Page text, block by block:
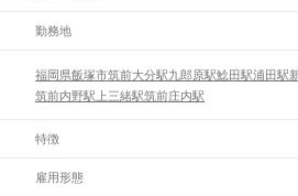
勤務地
福岡県飯塚市筑前大分駅九郎原駅鯰田駅浦田駅
筑前内野駅 上三緒駅筑前庄内駅
特徴
雇用形態